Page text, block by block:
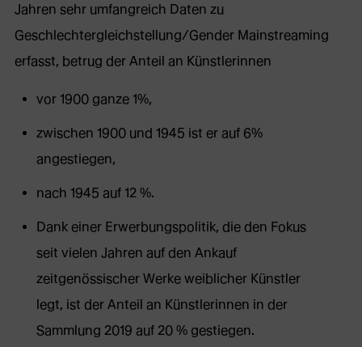
externe
Webseite
in
Jahren sehr umfangreich Daten zu
Geschlechtergleichstellung/Gender Mainstreaming
erfasst, betrug der Anteil an Künstlerinnen
vor 1900 ganze 1%,
zwischen 1900 und 1945 ist er auf 6%
angestiegen,
nach 1945 auf 12 %.
Dank einer Erwerbungspolitik, die den Fokus
seit vielen Jahren auf den Ankauf
zeitgenössischer Werke weiblicher Künstler
legt, ist der Anteil an Künstlerinnen in der
Sammlung 2019 auf 20 % gestiegen.